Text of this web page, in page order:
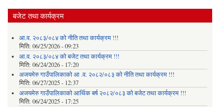
बजेट तथा कार्यक्रम
आ.व. २०८३/०८४ को नीति तथा कार्यक्रम !!!
मिति: 06/25/2026 - 09:23
आ.व. २०८३/०८४ को बजेट तथा कार्यक्रम !!!
मिति: 06/24/2026 - 17:20
अजयमेरु गाउँपालिकाको आ .व. २०८२/०८३ को नीति तथा कार्यक्रम !!!
मिति: 06/27/2025 - 12:37
अजयमेरु गाउँपालिकाको आर्थिक बर्ष २०८२/०८३ को बजेट तथा कार्यक्रम !!!
मिति: 06/24/2025 - 17:25